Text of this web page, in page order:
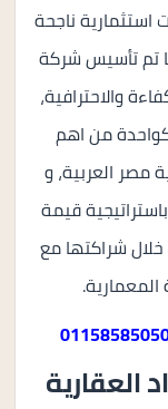
ناجحة
تم تأسيس شركة
والاحترافية،
من اهم
العربية، و
قيمة
شراكتها مع